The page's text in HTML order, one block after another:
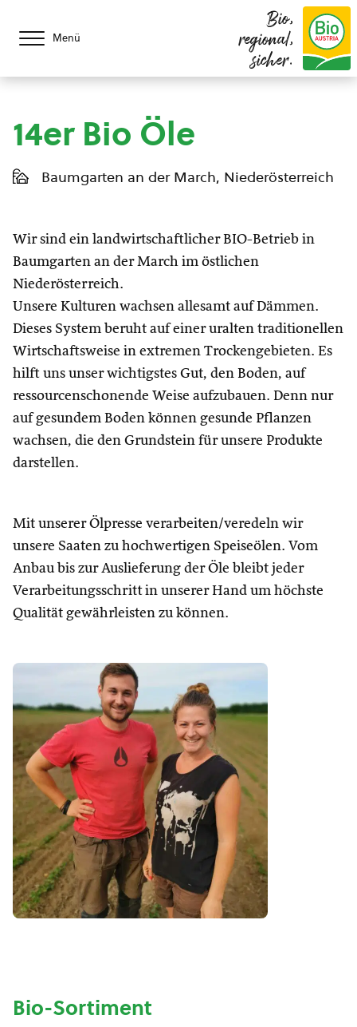
Menü
Bio,
regional,
sicher.
14er Bio Öle
Baumgarten an der March, Niederösterreich
Wir sind ein landwirtschaftlicher BIO-Betrieb in
Baumgarten an der March im östlichen
Niederösterreich.
Unsere Kulturen wachsen allesamt auf Dämmen.
Dieses System beruht auf einer uralten traditionellen
Wirtschaftsweise in extremen Trockengebieten. Es
hilft uns unser wichtigstes Gut, den Boden, auf
ressourcenschonende Weise aufzubauen. Denn nur
auf gesundem Boden können gesunde Pflanzen
wachsen, die den Grundstein für unsere Produkte
darstellen.
Mit unserer Ölpresse verarbeiten/veredeln wir
unsere Saaten zu hochwertigen Speiseölen. Vom
Anbau bis zur Auslieferung der Öle bleibt jeder
Verarbeitungsschritt in unserer Hand um höchste
Qualität gewährleisten zu können.
Bio-Sortiment